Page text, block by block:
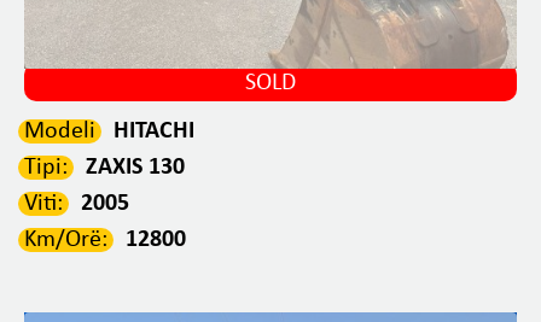
SOLD
Modeli
HITACHI
Tipi:
ZAXIS 130
Viti:
2005
Km/Orë:
12800